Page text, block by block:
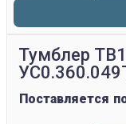
Тумблер
Поставляется